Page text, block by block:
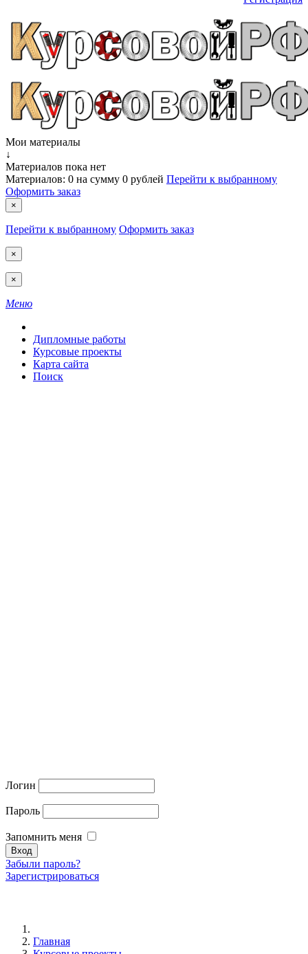
Мои материалы
↓
Материалов пока нет
Материалов: 0 на сумму 0 рублей Перейти к выбранному
Оформить заказ
×
Перейти к выбранному Оформить заказ
×
×
Меню
Дипломные работы
Курсовые проекты
Карта сайта
Поиск
Логин
Пароль
Запомнить меня
Забыли пароль?
Зарегистрироваться
Главная